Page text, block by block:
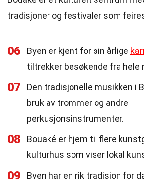
tradisjoner og festivaler som
06 Byen er kjent for sin årlige
tiltrekker besøkende fra hele
07
Den tradisjonelle musikken i
bruk av trommer og andre
perkusjonsinstrumenter.
08
Bouaké er hjem til flere
kulturhus som viser lokal
09 Byen har en rik tradisjon for